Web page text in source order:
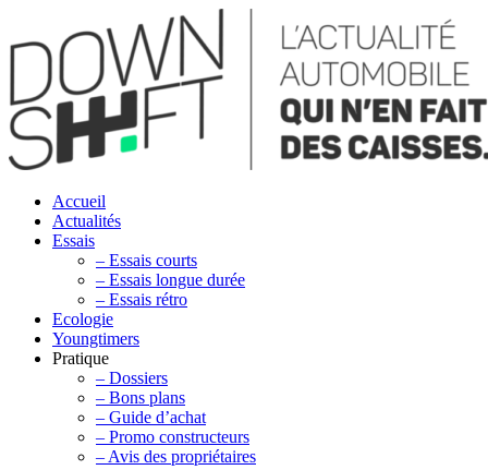
Accueil
Actualités
Essais
– Essais courts
– Essais longue durée
– Essais rétro
Ecologie
Youngtimers
Pratique
– Dossiers
– Bons plans
– Guide d’achat
– Promo constructeurs
– Avis des propriétaires